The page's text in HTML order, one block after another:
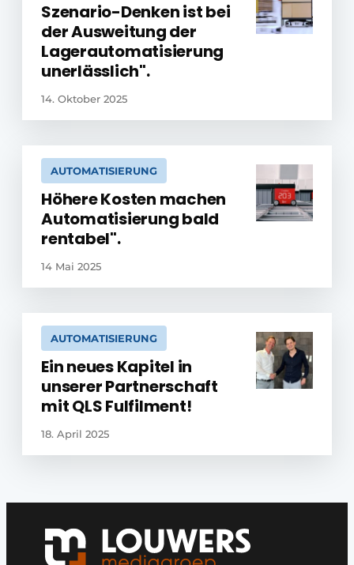
Szenario-Denken ist bei
der Ausweitung der
Lagerautomatisierung
unerlässlich".
14. Oktober 2025
AUTOMATISIERUNG
Höhere Kosten machen
Automatisierung bald
rentabel".
14 Mai 2025
AUTOMATISIERUNG
Ein neues Kapitel in
unserer Partnerschaft
mit QLS Fulfilment!
18. April 2025